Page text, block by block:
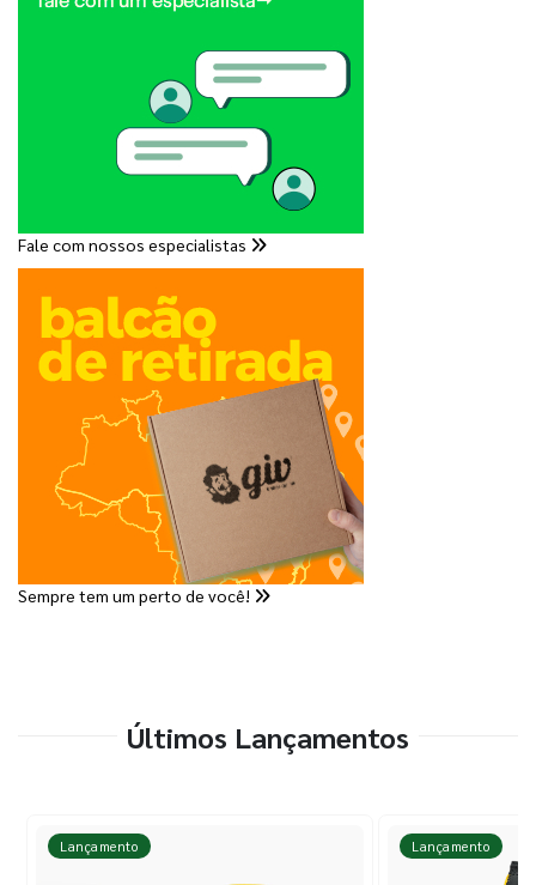
Fale com nossos especialistas
Sempre tem um perto de você!
Últimos Lançamentos
Lançamento Lançamento